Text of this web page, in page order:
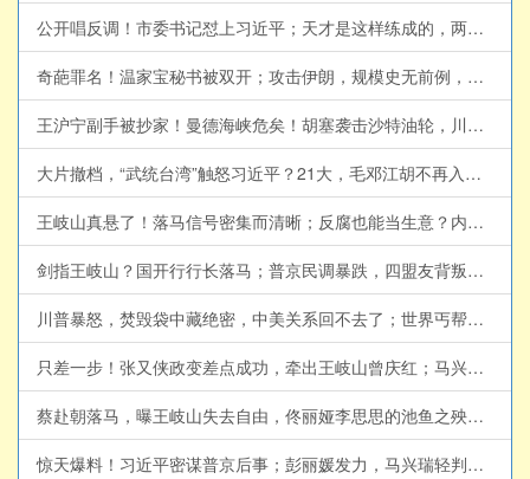
公开唱反调！市委书记怼上习近平；天才是这样练成的，两华人获数学界诺奖；川普又TACO？伊朗周末无战事(天亮论政第2052集 20260724)
奇葩罪名！温家宝秘书被双开；攻击伊朗，规模史无前例，英法撤离大使；江金权投靠王岐山？习永不信任的两个部门(天亮论政第2051集 20260723)
王沪宁副手被抄家！曼德海峡危矣！胡塞袭击沙特油轮，川普如何应对？(天亮论政第2050集 20260722)
大片撤档，“武统台湾”触怒习近平？21大，毛邓江胡不再入宪，习近平思想一统江湖；美国下决心，攻击伊朗隐秘核设施(天亮论政第2049集20260721)
王岐山真悬了！落马信号密集而清晰；反腐也能当生意？内鬼靠泄密发财；美伊重回谈判？乌克兰军方危机加剧(天亮论政第2048集20260720)
剑指王岐山？国开行行长落马；普京民调暴跌，四盟友背叛；美军摧毁革命卫队指挥部，小哈逃离伊朗？(天亮论政第2047集 20260719)
川普暴怒，焚毁袋中藏绝密，中美关系回不去了；世界丐帮大会，习近平成帮主；美军大规模集结，伊朗战势升级(天亮论政第2045集 20260717)
只差一步！张又侠政变差点成功，牵出王岐山曾庆红；马兴瑞落马秘闻，未对太子下死手；美国炸桥，胡塞欲锁死曼德海峡(天亮论政第2044集 20260716)
蔡赴朝落马，曝王岐山失去自由，佟丽娅李思思的池鱼之殃；习近平亲赴上海，业主苦不堪言；政治风险极高，川普考虑夺岛(天亮论政第2043集 20260715)
惊天爆料！习近平密谋普京后事；彭丽媛发力，马兴瑞轻判？川普：美军下周袭击伊朗桥梁和发电厂(天亮论政第2042集 20260714)